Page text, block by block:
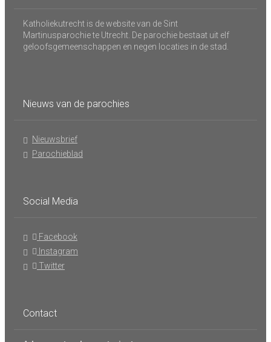
Katholiekutrecht is de website van de Sint
Martinusparochie te Utrecht. De parochie bestaat uit elf
geloofsgemeenschappen en negen locaties in de stad.
Nieuws van de parochies
Nieuwsbrief
Parochieblad
Social Media
Facebook
Instagram
Twitter
Contact